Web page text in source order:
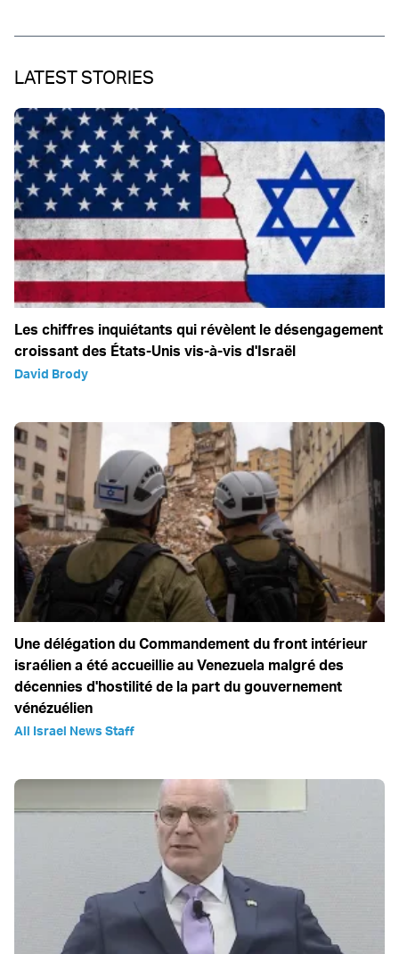
LATEST STORIES
Les chiffres inquiétants qui révèlent le désengagement
croissant des États-Unis vis-à-vis d'Israël
David Brody
Une délégation du Commandement du front intérieur
israélien a été accueillie au Venezuela malgré des
décennies d'hostilité de la part du gouvernement
vénézuélien
All Israel News Staff